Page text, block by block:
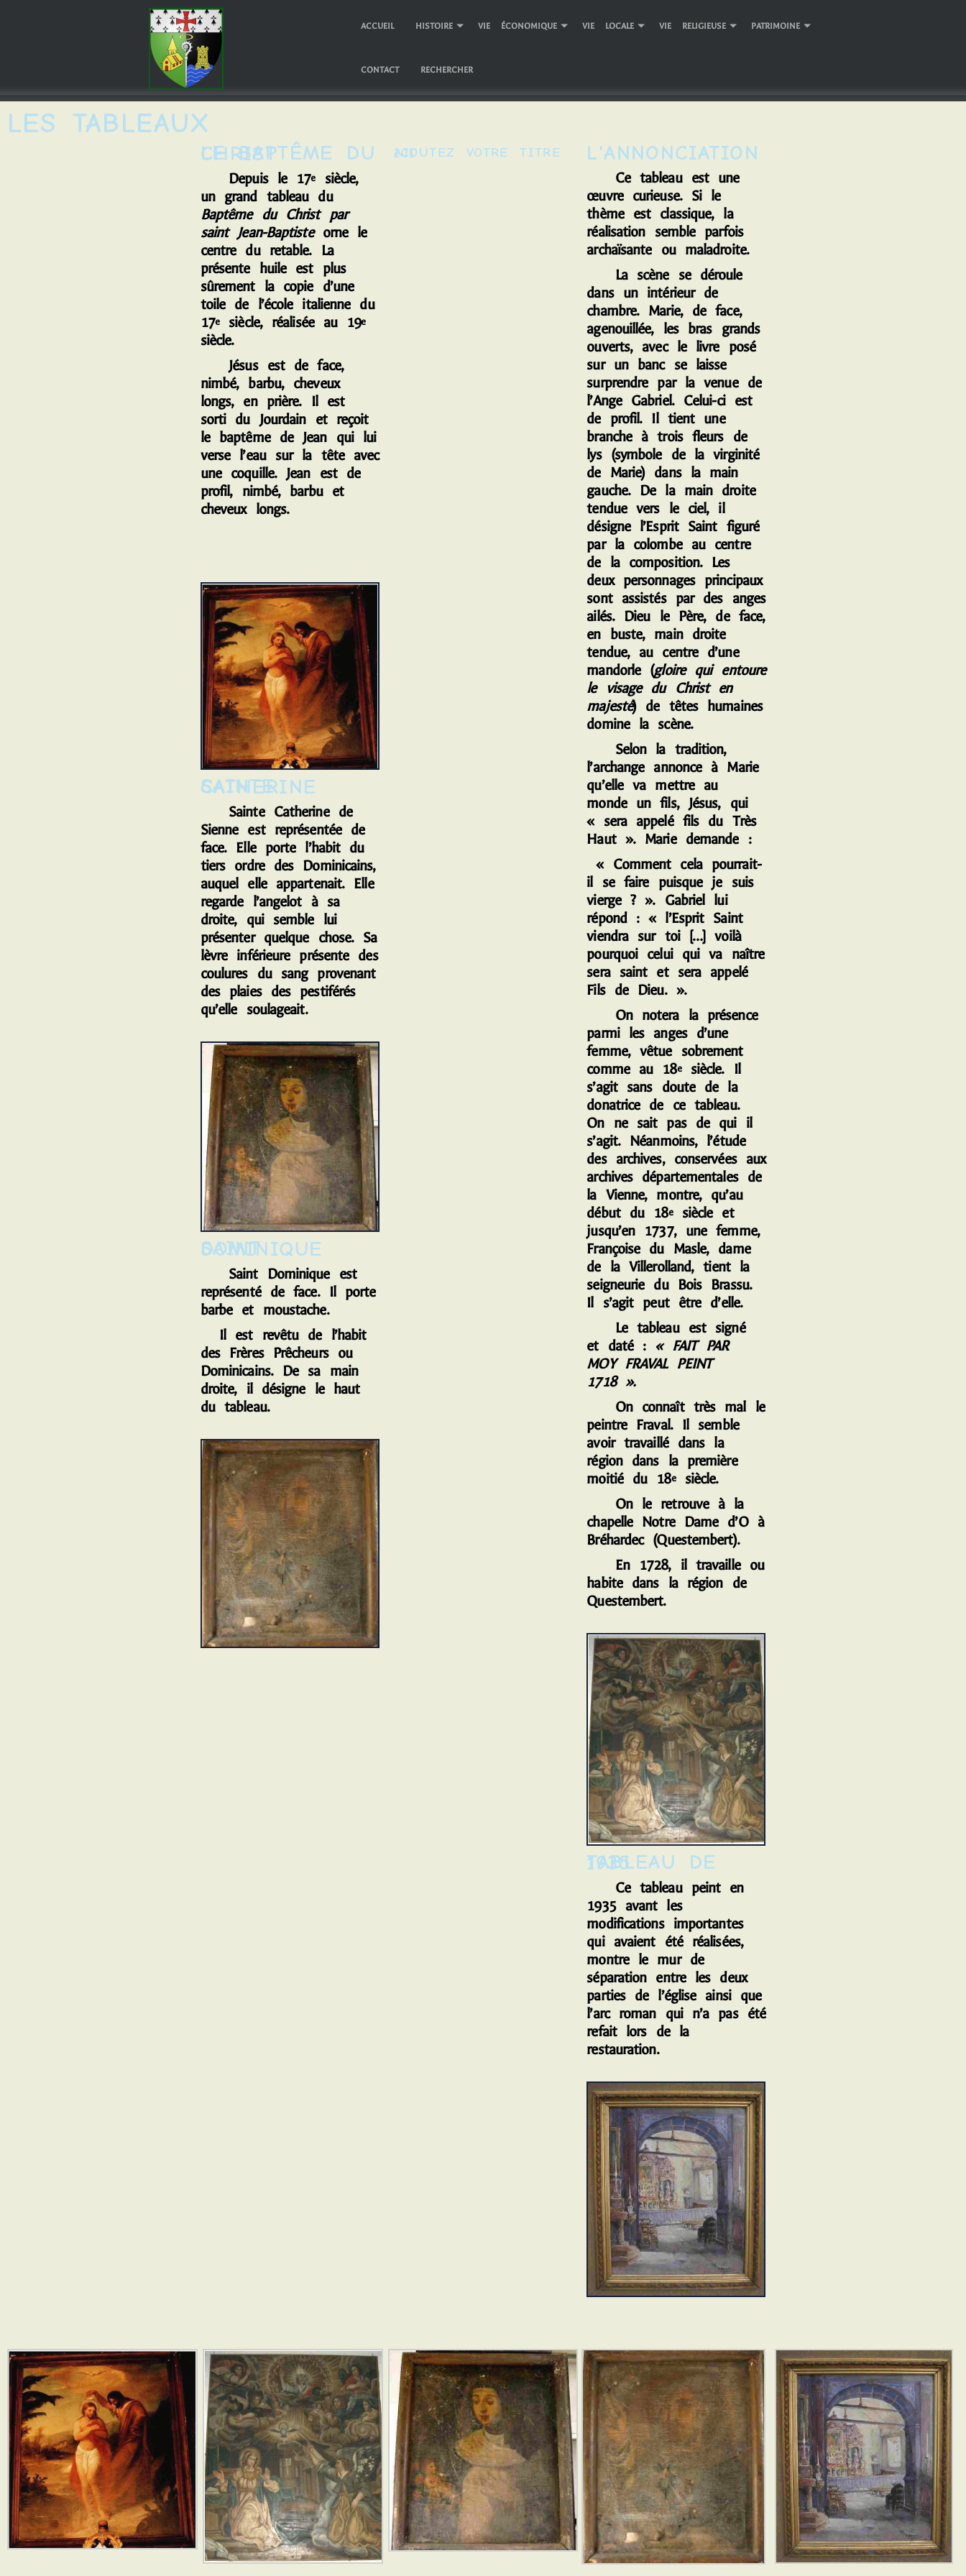
ACCUEIL HISTOIRE VIE ÉCONOMIQUE VIE LOCALE VIE RELIGIEUSE PATRIMOINE
CONTACT RECHERCHER
LES TABLEAUX
LE BAPTÊME DU CHRIST
Depuis le 17esiècle,
un grand tableau du
Baptême du Christ par
saint Jean-Baptisteorne le
centre du retable. La
présente huile est plus
sûrement la copie d’une
toile de l’école italienne du
17esiècle, réalisée au 19e
siècle.
Jésus est de face,
nimbé, barbu, cheveux
longs, en prière. Il est
sorti du Jourdain et reçoit
le baptême de Jean qui lui
verse l’eau sur la tête avec
une coquille. Jean est de
profil, nimbé, barbu et
cheveux longs.
SAINTE CATHERINE
Sainte Catherine de
Sienne est représentée de
face. Elle porte l’habit du
tiers ordre des Dominicains,
auquel elle appartenait. Elle
regarde l’angelot à sa
droite, qui semble lui
présenter quelque chose. Sa
lèvre inférieure présente des
coulures du sang provenant
des plaies des pestiférés
qu’elle soulageait.
SAINT DOMINIQUE
Saint Dominique est
représenté de face. Il porte
barbe et moustache.
Il est revêtu de l’habit
des Frères Prêcheurs ou
Dominicains. De sa main
droite, il désigne le haut
du tableau.
AJOUTEZ VOTRE TITRE ICI L'ANNONCIATION
Ce tableau est une
œuvre curieuse. Si le
thème est classique, la
réalisation semble parfois
archaïsante ou maladroite.
La scène se déroule
dans un intérieur de
chambre. Marie, de face,
agenouillée, les bras grands
ouverts, avec le livre posé
sur un banc se laisse
surprendre par la venue de
l’Ange Gabriel. Celui-ci est
de profil. Il tient une
branche à trois fleurs de
lys (symbole de la virginité
de Marie) dans la main
gauche. De la main droite
tendue vers le ciel, il
désigne l’Esprit Saint figuré
par la colombe au centre
de la composition. Les
deux personnages principaux
sont assistés par des anges
ailés. Dieu le Père, de face,
en buste, main droite
tendue, au centre d’une
mandorle (gloire qui entoure
le visage du Christ en
majesté) de têtes humaines
domine la scène.
Selon la tradition,
l’archange annonce à Marie
qu’elle va mettre au
monde un fils, Jésus, qui
« sera appelé fils du Très
Haut ». Marie demande :
« Comment cela pourrait-
il se faire puisque je suis
vierge ? ». Gabriel lui
répond : « l’Esprit Saint
viendra sur toi […] voilà
pourquoi celui qui va naître
sera saint et sera appelé
Fils de Dieu. ».
On notera la présence
parmi les anges d’une
femme, vêtue sobrement
comme au 18esiècle. Il
s’agit sans doute de la
donatrice de ce tableau.
On ne sait pas de qui il
s’agit. Néanmoins, l’étude
des archives, conservées aux
archives départementales de
la Vienne, montre, qu’au
début du 18esiècle et
jusqu’en 1737, une femme,
Françoise du Masle, dame
de la Villerolland, tient la
seigneurie du Bois Brassu.
Il s’agit peut être d’elle.
Le tableau est signé
et daté : « FAIT PAR
MOY FRAVAL PEINT
1718 ».
On connaît très mal le
peintre Fraval. Il semble
avoir travaillé dans la
région dans la première
moitié du 18esiècle.
On le retrouve à la
chapelle Notre Dame d’O à
Bréhardec (Questembert).
En 1728, il travaille ou
habite dans la région de
Questembert.
TABLEAU DE 1935
Ce tableau peint en
1935 avant les
modifications importantes
qui avaient été réalisées,
montre le mur de
séparation entre les deux
parties de l’église ainsi que
l’arc roman qui n’a pas été
refait lors de la
restauration.